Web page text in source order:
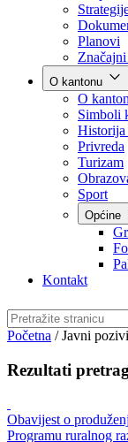
Ekspoze
Strategije
Planovi
Značajni
O kantonu
O
Simboli
Historija
Privreda
Turizam
Općine
Kontakt
Javni pozivi
Rezultati